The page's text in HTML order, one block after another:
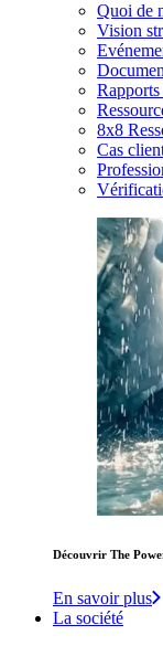
Quoi de
Vision
8x8
Cas
Découvrir The
En savoir plus
La société